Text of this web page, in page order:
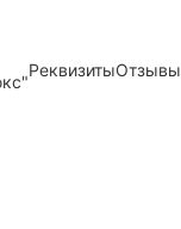
РеквизитыОтзывы